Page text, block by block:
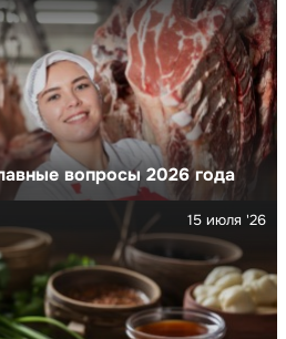
вопросы 2026 года
15 июля '26